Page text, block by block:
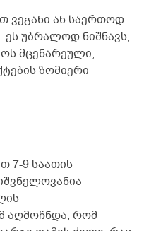
ვეგანი ან საერთოდ
უბრალოდ ნიშნავს,
მცენარეული,
ზომიერი
7-9 საათის
აღმოჩნდა, რომ